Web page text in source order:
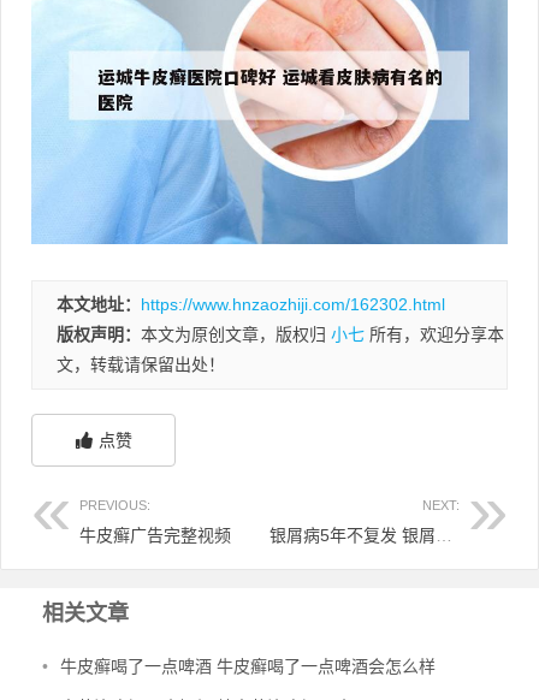
本文地址： https://www.hnzaozhiji.com/162302.html
版权声明： 本文为原创文章，版权归 小七 所有，欢迎分享本
文，转载请保留出处！
点赞
PREVIOUS:
牛皮癣广告完整视频
NEXT:
相关文章
• 牛皮癣喝了一点啤酒 牛皮癣喝了一点啤酒会怎么样